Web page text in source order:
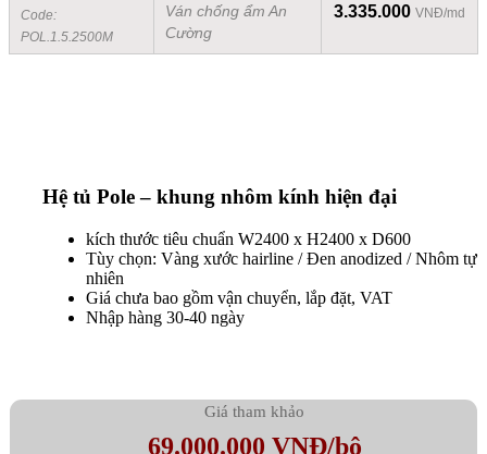
Code:
POL.1.5.2500M
Ván chống ẩm An
Cường
3.335.000 VNĐ/md
Hệ tủ Pole – khung nhôm kính hiện đại
kích thước tiêu chuẩn W2400 x H2400 x D600
Tùy chọn: Vàng xước hairline / Đen anodized / Nhôm tự
nhiên
Giá chưa bao gồm vận chuyển, lắp đặt, VAT
Nhập hàng 30-40 ngày
Giá tham khảo
69.000.000 VNĐ/bộ